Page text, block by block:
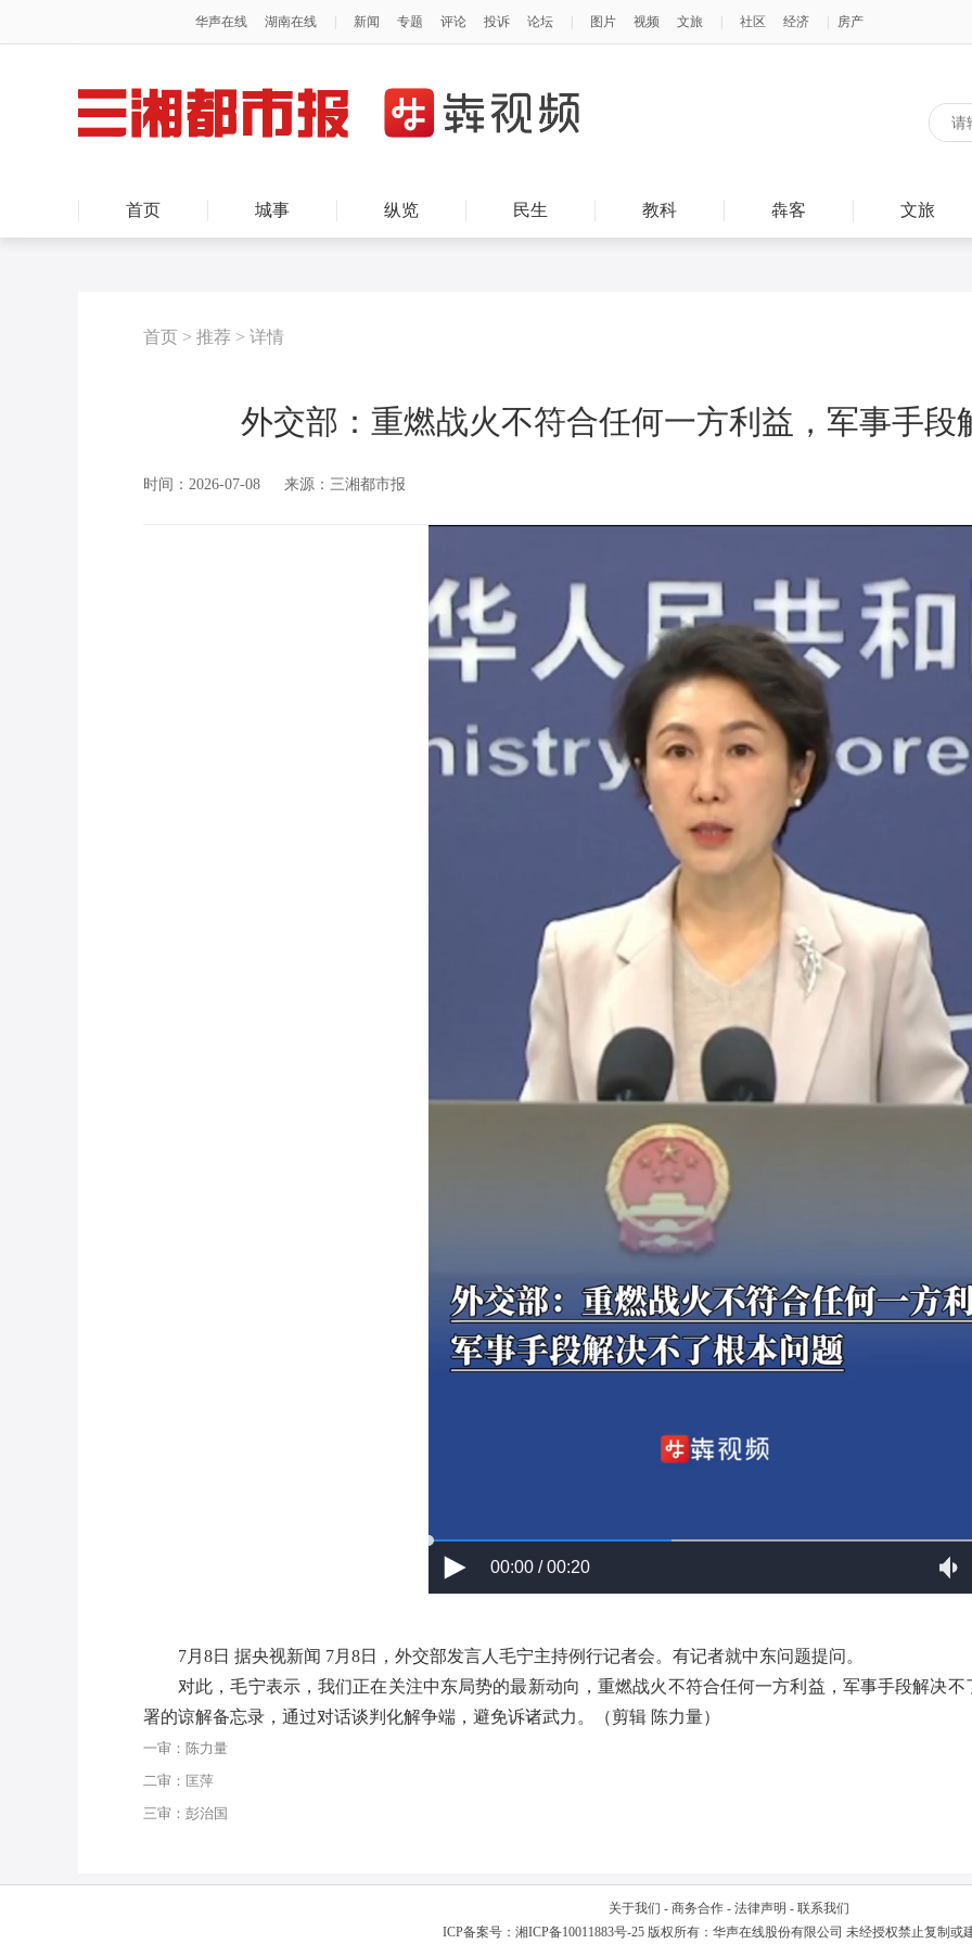
首页 城事 纵览 民生 教科 犇客 文旅
首页 > 推荐 > 详情
外交部：重燃战火不符合任何一方利益，军事手段
时间：2026-07-08 来源：三湘都市报
00:00 / 00:20
7月8日 据央视新闻 7月8日，外交部发言人毛宁主持例行记者会。有记者就中东问题提问。
对此，毛宁表示，我们正在关注中东局势的最新动向，重燃战火不符合任何一方利益，军事手段解决
署的谅解备忘录，通过对话谈判化解争端，避免诉诸武力。（剪辑 陈力量）
一审：陈力量
二审：匡萍
三审：彭治国
关于我们 - 商务合作 - 法律声明 - 联系我们
ICP备案号： 湘ICP备10011883号-25 版权所有：华声在线股份有限公司 未经授权禁止复制或